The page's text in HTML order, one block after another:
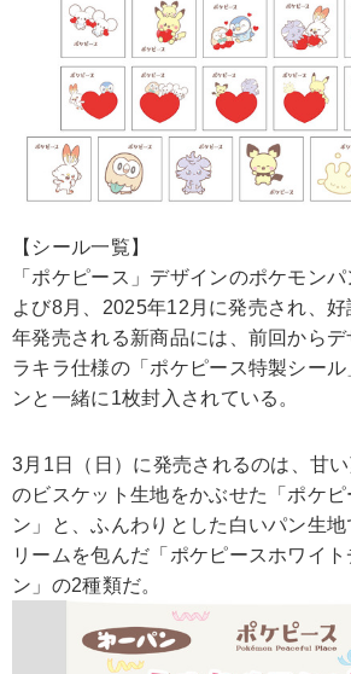
【シール一覧】
「ポケピース」デザインのポケモン
よび8月、2025年12月に発売され、
年発売される新商品には、前回から
ラキラ仕様の「ポケピース特製シー
ンと一緒に1枚封入されている。
3月1日（日）に発売されるのは、甘
のビスケット生地をかぶせた「ポケ
ン」と、ふんわりとした白いパン生
リームを包んだ「ポケピースホワイ
ン」の2種類だ。